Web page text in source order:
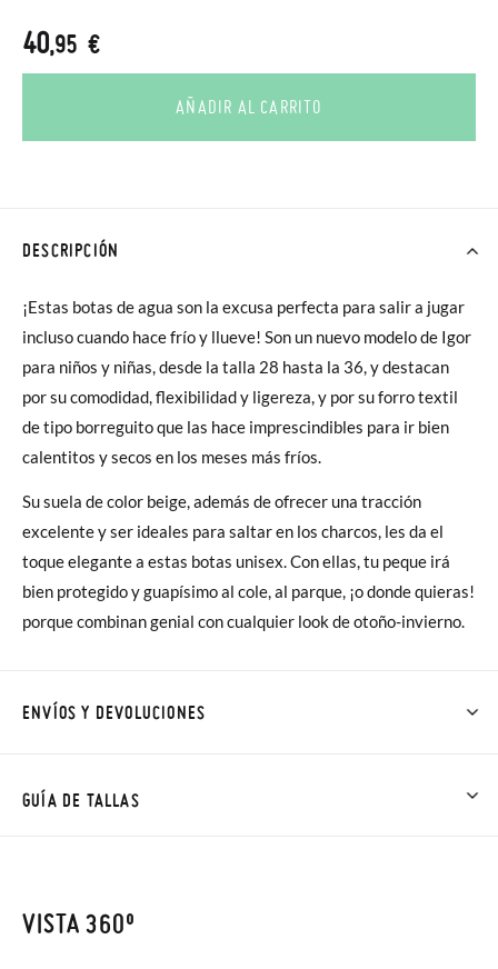
40,95 €
AÑADIR AL CARRITO
DESCRIPCIÓN
¡Estas botas de agua son la excusa perfecta para salir a jugar
incluso cuando hace frío y llueve! Son un nuevo modelo de Igor
para niños y niñas, desde la talla 28 hasta la 36, y destacan
por su comodidad, flexibilidad y ligereza, y por su forro textil
de tipo borreguito que las hace imprescindibles para ir bien
calentitos y secos en los meses más fríos.
Su suela de color beige, además de ofrecer una tracción
excelente y ser ideales para saltar en los charcos, les da el
toque elegante a estas botas unisex. Con ellas, tu peque irá
bien protegido y guapísimo al cole, al parque, ¡o donde quieras!
porque combinan genial con cualquier look de otoño-invierno.
ENVÍOS Y DEVOLUCIONES
Talla/Color también son GRATIS y puedes realizarlos hasta en
Además del envío estándar gratuito (2-3 días laborables), en
GUÍA DE TALLAS
VISTA 360º